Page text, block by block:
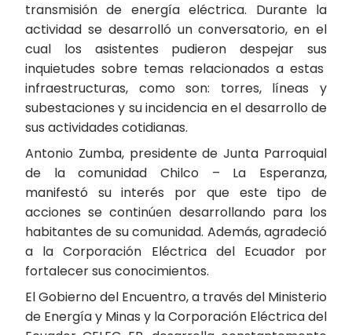
transmisión de energía eléctrica. Durante la
actividad se desarrolló un conversatorio, en el
cual los asistentes pudieron despejar sus
inquietudes sobre temas relacionados a estas
infraestructuras, como son: torres, líneas y
subestaciones y su incidencia en el desarrollo de
sus actividades cotidianas.
Antonio Zumba, presidente de Junta Parroquial
de la comunidad Chilco – La Esperanza,
manifestó su interés por que este tipo de
acciones se continúen desarrollando para los
habitantes de su comunidad. Además, agradeció
a la Corporación Eléctrica del Ecuador por
fortalecer sus conocimientos.
El Gobierno del Encuentro, a través del Ministerio
de Energía y Minas y la Corporación Eléctrica del